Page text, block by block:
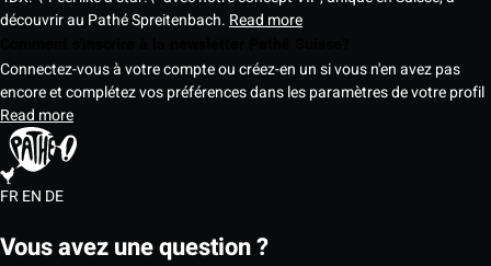
découvrir au Pathé Spreitenbach. Read more
Connectez-vous à votre compte ou créez-en un si vous n'en avez pas
encore et complétez vos préférences dans les paramètres de votre profil
Read more
FREN DE
Vous avez une question ?